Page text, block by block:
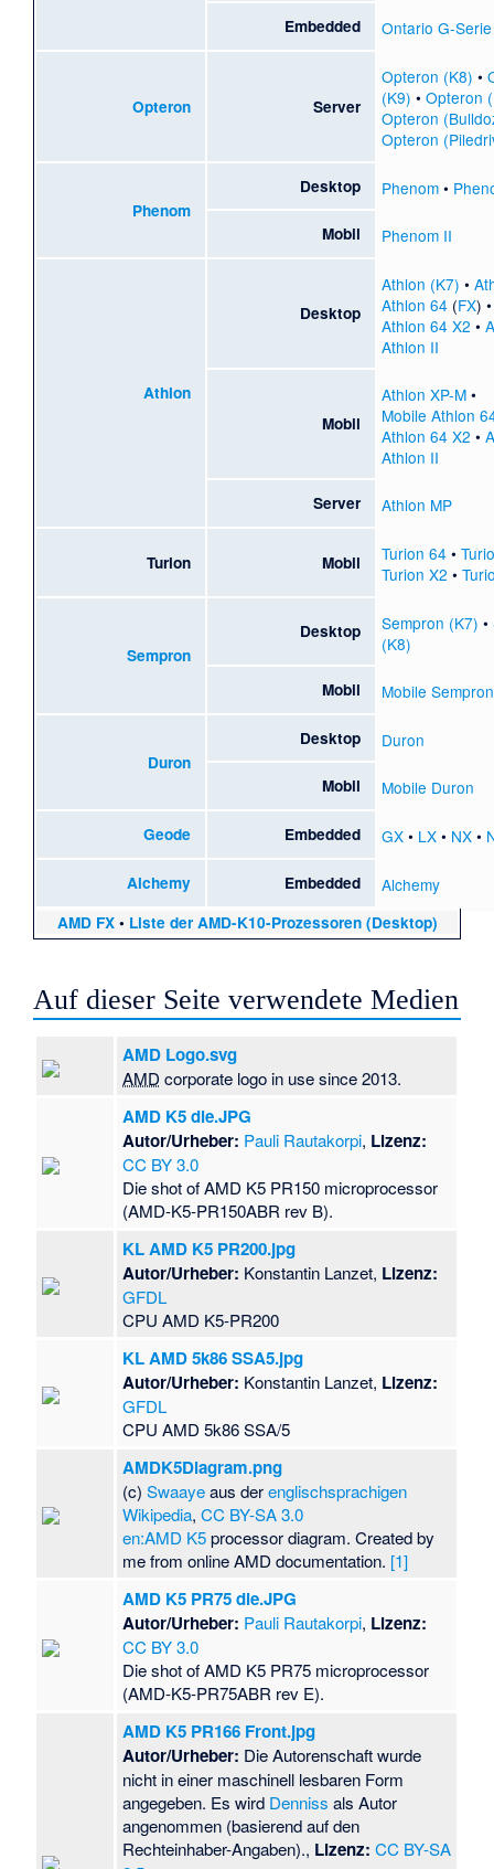
Embedded Ontario G-Serie
Opteron Server
Opteron (K8) •
(K9) • Opteron
Opteron
Opteron
Phenom
Desktop Phenom•
Mobil Phenom II
Athlon
Desktop
Athlon (K7) •
Athlon 64(FX) •
Athlon 64 X2 •
Athlon II
Mobil
Athlon XP-M•
Mobile Athlon
Athlon 64 X2 •
Athlon II
Server Athlon MP
Turion Mobil Turion 64•
Turion X2 •
Sempron
Desktop Sempron (K7) •
(K8)
Mobil Mobile Sempron
Duron
Desktop Duron
Mobil Mobile Duron
Geode Embedded GX• LX• NX•
Alchemy Embedded Alchemy
AMD FX• Liste der AMD-K10-Prozessoren (Desktop)
Auf dieser Seite verwendete Medien
AMD Logo.svg
AMD corporate logo in use since 2013.
AMD K5 die.JPG
Autor/Urheber: Pauli Rautakorpi, Lizenz:
CC BY 3.0
Die shot of AMD K5 PR150 microprocessor
(AMD-K5-PR150ABR rev B).
KL AMD K5 PR200.jpg
Autor/Urheber: Konstantin Lanzet, Lizenz:
GFDL
CPU AMD K5-PR200
KL AMD 5k86 SSA5.jpg
Autor/Urheber: Konstantin Lanzet, Lizenz:
GFDL
CPU AMD 5k86 SSA/5
AMDK5Diagram.png
(c)Swaayeaus derenglischsprachigen
Wikipedia,CC BY-SA 3.0
en:AMD K5processor diagram. Created by
me from online AMD documentation. [1]
AMD K5 PR75 die.JPG
Autor/Urheber: Pauli Rautakorpi, Lizenz:
CC BY 3.0
Die shot of AMD K5 PR75 microprocessor
(AMD-K5-PR75ABR rev E).
AMD K5 PR166 Front.jpg
Autor/Urheber: Die Autorenschaft wurde
nicht in einer maschinell lesbaren Form
angegeben. Es wird Denniss als Autor
angenommen (basierend auf den
Rechteinhaber-Angaben)., Lizenz: CC BY-SA